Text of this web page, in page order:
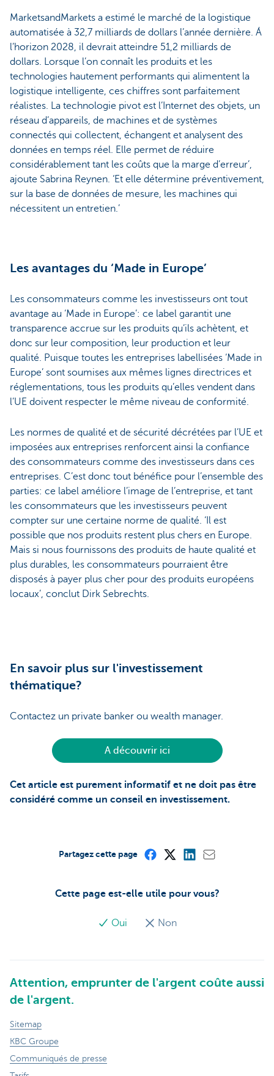
MarketsandMarkets a estimé le marché de la logistique
automatisée à 32,7 milliards de dollars l’année dernière. Á
l’horizon 2028, il devrait atteindre 51,2 milliards de
dollars. Lorsque l’on connaît les produits et les
technologies hautement performants qui alimentent la
logistique intelligente, ces chiffres sont parfaitement
réalistes. La technologie pivot est l’Internet des objets, un
réseau d’appareils, de machines et de systèmes
connectés qui collectent, échangent et analysent des
données en temps réel. Elle permet de réduire
considérablement tant les coûts que la marge d’erreur’,
ajoute Sabrina Reynen. ‘Et elle détermine préventivement,
sur la base de données de mesure, les machines qui
nécessitent un entretien.’
Les avantages du ‘Made in Europe’
Les consommateurs comme les investisseurs ont tout
avantage au ‘Made in Europe’: ce label garantit une
transparence accrue sur les produits qu’ils achètent, et
donc sur leur composition, leur production et leur
qualité. Puisque toutes les entreprises labellisées ‘Made in
Europe’ sont soumises aux mêmes lignes directrices et
réglementations, tous les produits qu’elles vendent dans
l’UE doivent respecter le même niveau de conformité.
Les normes de qualité et de sécurité décrétées par l’UE et
imposées aux entreprises renforcent ainsi la confiance
des consommateurs comme des investisseurs dans ces
entreprises. C’est donc tout bénéfice pour l’ensemble des
parties: ce label améliore l’image de l’entreprise, et tant
les consommateurs que les investisseurs peuvent
compter sur une certaine norme de qualité. ‘Il est
possible que nos produits restent plus chers en Europe.
Mais si nous fournissons des produits de haute qualité et
plus durables, les consommateurs pourraient être
disposés à payer plus cher pour des produits européens
locaux’, conclut Dirk Sebrechts.
En savoir plus sur l'investissement
thématique?
Contactez un private banker ou wealth manager.
A découvrir ici
Cet article est purement informatif et ne doit pas être
considéré comme un conseil en investissement.
Cette page est-elle utile pour vous?
Oui Non
Partagez cette page
Attention, emprunter de l'argent coûte aussi
de l'argent.
Sitemap
KBC Groupe
Communiqués de presse